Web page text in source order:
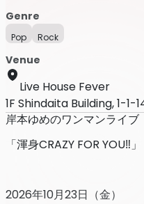
Genre
Pop Rock
Venue
Live House Fever
1F Shindaita Building, 1-
岸本ゆめのワンマンライブ
「渾身CRAZY FOR YOU‼」
2026年10月23日（金）